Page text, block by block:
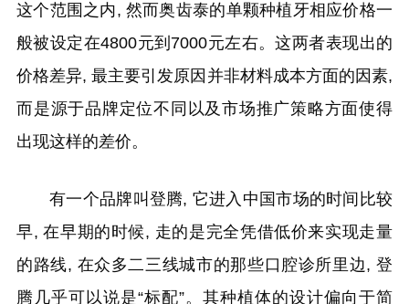
这个范围之内, 然而奥齿泰的单颗种植牙相应价格一
般被设定在4800元到7000元左右。这两者表现出的
价格差异, 最主要引发原因并非材料成本方面的因素,
而是源于品牌定位不同以及市场推广策略方面使得
出现这样的差价。
有一个品牌叫登腾, 它进入中国市场的时间比较
早, 在早期的时候, 走的是完全凭借低价来实现走量
的路线, 在众多二三线城市的那些口腔诊所里边, 登
腾几乎可以说是“标配”。其种植体的设计偏向于简